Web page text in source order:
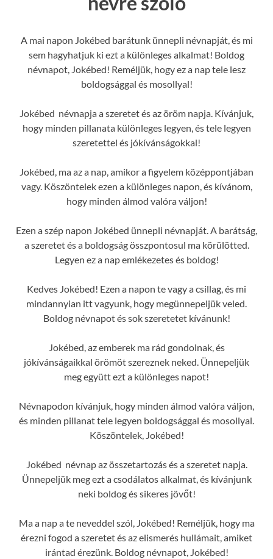
A mai napon Jokébed barátunk ünnepli névnapját, és mi
sem hagyhatjuk ki ezt a különleges alkalmat! Boldog
névnapot, Jokébed! Reméljük, hogy ez a nap tele lesz
boldogsággal és mosollyal!
Jokébed névnapja a szeretet és az öröm napja. Kívánjuk,
hogy minden pillanata különleges legyen, és tele legyen
szeretettel és jókívánságokkal!
Jokébed, ma az a nap, amikor a figyelem középpontjában
vagy. Köszöntelek ezen a különleges napon, és kívánom,
hogy minden álmod valóra váljon!
Ezen a szép napon Jokébed ünnepli névnapját. A barátság,
a szeretet és a boldogság összpontosul ma körülötted.
Legyen ez a nap emlékezetes és boldog!
Kedves Jokébed! Ezen a napon te vagy a csillag, és mi
mindannyian itt vagyunk, hogy megünnepeljük veled.
Boldog névnapot és sok szeretetet kívánunk!
Jokébed, az emberek ma rád gondolnak, és
jókívánságaikkal örömöt szereznek neked. Ünnepeljük
meg együtt ezt a különleges napot!
Névnapodon kívánjuk, hogy minden álmod valóra váljon,
és minden pillanat tele legyen boldogsággal és mosollyal.
Köszöntelek, Jokébed!
Jokébed névnap az összetartozás és a szeretet napja.
Ünnepeljük meg ezt a csodálatos alkalmat, és kívánjunk
neki boldog és sikeres jövőt!
Ma a nap a te neveddel szól, Jokébed! Reméljük, hogy ma
érezni fogod a szeretet és az elismerés hullámait, amiket
irántad érezünk. Boldog névnapot, Jokébed!